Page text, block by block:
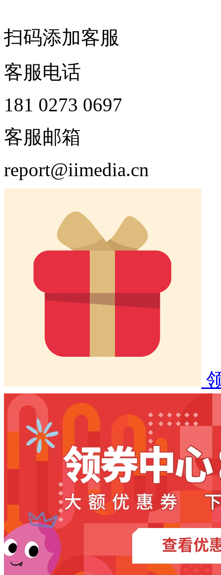
扫码添加客服
客服电话
181 0273 0697
客服邮箱
report@iimedia.cn